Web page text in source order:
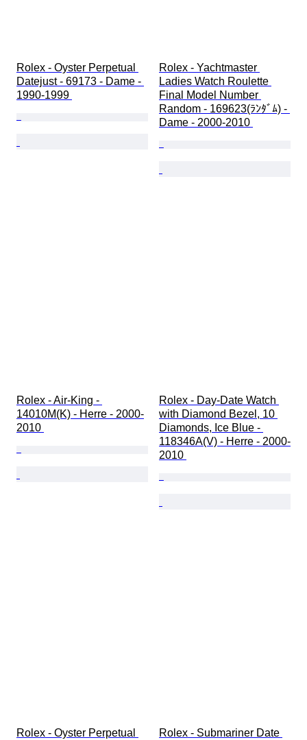
Rolex - Oyster Perpetual
Datejust - 69173 - Dame -
1990-1999
Rolex - Yachtmaster
Ladies Watch Roulette
Final Model Number
Random - 169623(ﾗﾝﾀﾞﾑ) -
Dame - 2000-2010
Rolex - Air-King -
14010M(K) - Herre - 2000-
2010
Rolex - Day-Date Watch
with Diamond Bezel, 10
Diamonds, Ice Blue -
118346A(V) - Herre - 2000-
2010
Rolex - Oyster Perpetual
Rolex - Submariner Date